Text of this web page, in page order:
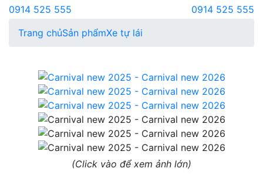
0914 525 555
0914 525 555
Trang chủSản phẩmXe tự lái
(Click vào để xem ảnh lớn)